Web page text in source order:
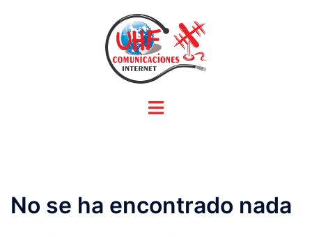
Alternar
No se ha encontrado nada